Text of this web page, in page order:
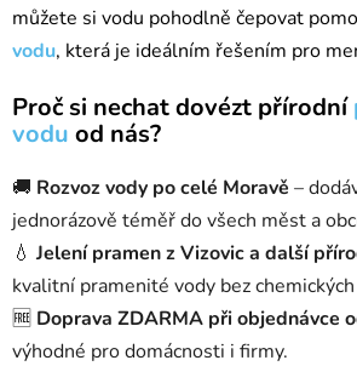
můžete si vodu pohodlně čepovat
vodu, která je ideálním řešením pro
Proč si nechat dovézt přírodní
vodu od nás?
🚚 Rozvoz vody po celé Moravě –
jednorázově téměř do všech měst a
💧 Jelení pramen z Vizovic a další
kvalitní pramenité vody bez chemických
🆓 Doprava ZDARMA při objednávce
výhodné pro domácnosti i firmy.